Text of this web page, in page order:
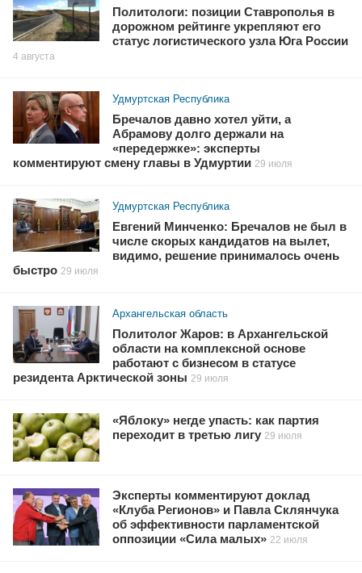
Политологи: позиции Ставрополья в
дорожном рейтинге укрепляют его
статус логистического узла Юга России
4 августа
Удмуртская Республика
Бречалов давно хотел уйти, а
Абрамову долго держали на
«передержке»: эксперты
комментируют смену главы в Удмуртии 29 июля
Удмуртская Республика
Евгений Минченко: Бречалов не был в
числе скорых кандидатов на вылет,
видимо, решение принималось очень
быстро 29 июля
Архангельская область
Политолог Жаров: в Архангельской
области на комплексной основе
работают с бизнесом в статусе
резидента Арктической зоны 29 июля
«Яблоку» негде упасть: как партия
переходит в третью лигу 29 июля
Эксперты комментируют доклад
«Клуба Регионов» и Павла Склянчука
об эффективности парламентской
оппозиции «Сила малых» 22 июля